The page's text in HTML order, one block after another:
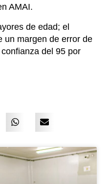
AMAI.
de edad; el
un margen de error de
del 95 por